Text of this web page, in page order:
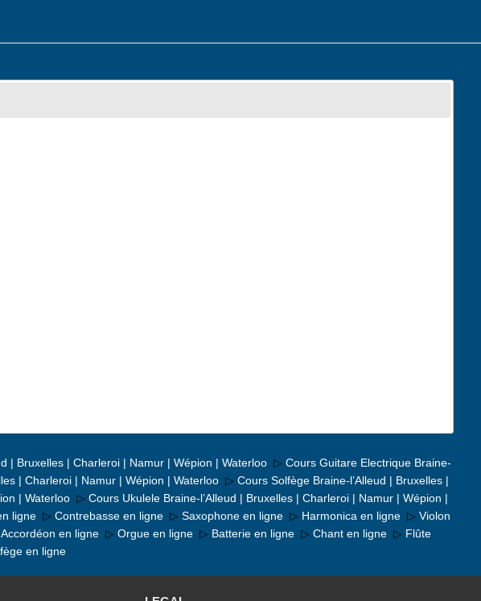
| Bruxelles | Charleroi | Namur | Wépion | Waterloo▷ Cours Guitare Electrique Braine-
| Charleroi | Namur | Wépion | Waterloo▷ Cours Solfège Braine-l’Alleud | Bruxelles |
| Waterloo ▷Cours Ukulele Braine-l’Alleud | Bruxelles | Charleroi | Namur | Wépion |
ligne ▷Contrebasse en ligne ▷Saxophone en ligne ▷ Harmonica en ligne ▷Violon
Accordéon en ligne▷ Orgue en ligne▷ Batterie en ligne▷ Chant en ligne▷ Flûte
en ligne